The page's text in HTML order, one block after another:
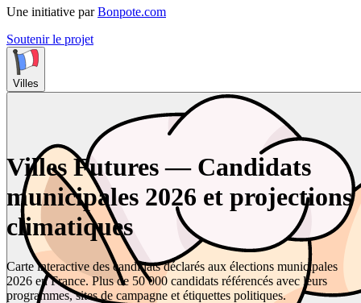
Une initiative par Bonpote.com
Soutenir le projet
Villes
Villes Futures — Candidats
municipales 2026 et projections
climatiques
Carte interactive des candidats déclarés aux élections municipales
2026 en France. Plus de 50 000 candidats référencés avec leurs
programmes, sites de campagne et étiquettes politiques.